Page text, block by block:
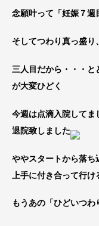
念願叶って「妊娠７週
そしてつわり真っ盛り
三人目だから・・・と
が大変ひどく
今週は点滴入院してま
退院致しました
ややスタートから落ち
上手に付き合って行け
もうあの「ひどいつわ